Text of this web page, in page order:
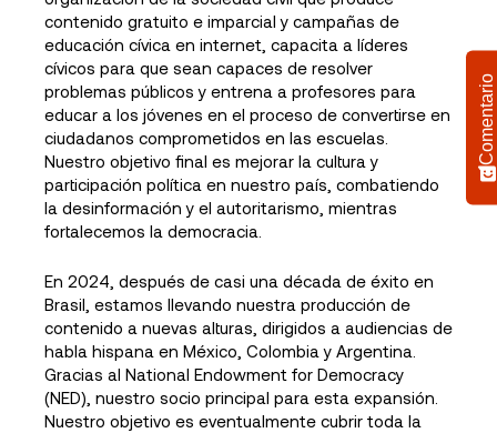
contenido gratuito e imparcial y campañas de
educación cívica en internet, capacita a líderes
cívicos para que sean capaces de resolver
problemas públicos y entrena a profesores para
educar a los jóvenes en el proceso de convertirse en
ciudadanos comprometidos en las escuelas.
Nuestro objetivo final es mejorar la cultura y
participación política en nuestro país, combatiendo
la desinformación y el autoritarismo, mientras
fortalecemos la democracia.
En 2024, después de casi una década de éxito en
Brasil, estamos llevando nuestra producción de
contenido a nuevas alturas, dirigidos a audiencias de
habla hispana en México, Colombia y Argentina.
Gracias al National Endowment for Democracy
(NED), nuestro socio principal para esta expansión.
Nuestro objetivo es eventualmente cubrir toda la
Comentario